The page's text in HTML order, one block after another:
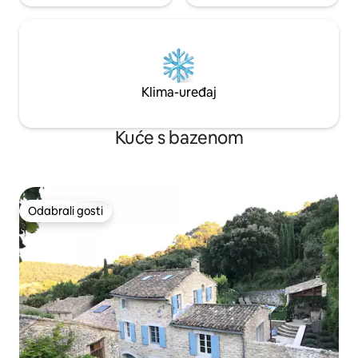
Klima-uređaj
Kuće s bazenom
Odabrali gosti
Odabrali gosti